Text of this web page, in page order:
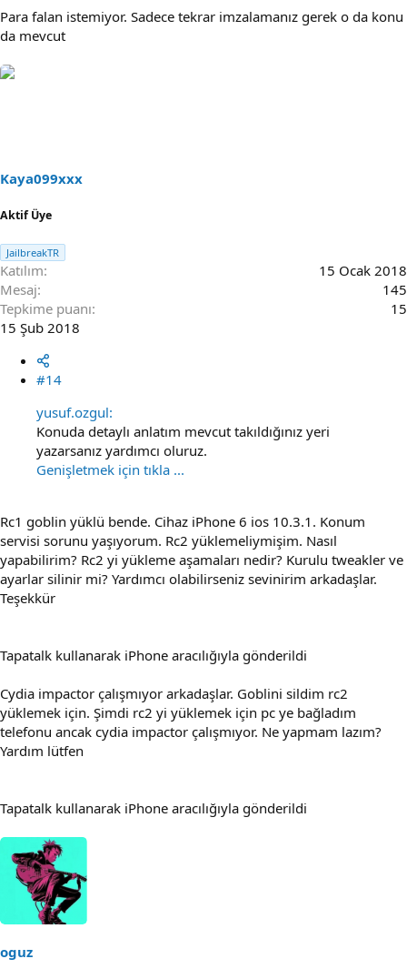
Para falan istemiyor. Sadece tekrar imzalamanız gerek o da konu
da mevcut
Kaya099xxx
Aktif Üye
JailbreakTR
Katılım
15 Ocak 2018
Mesaj
145
Tepkime puanı
15
15 Şub 2018
#14
yusuf.ozgul:
Konuda detaylı anlatım mevcut takıldığınız yeri
yazarsanız yardımcı oluruz.
Genişletmek için tıkla ...
Rc1 goblin yüklü bende. Cihaz iPhone 6 ios 10.3.1. Konum
servisi sorunu yaşıyorum. Rc2 yüklemeliymişim. Nasıl
yapabilirim? Rc2 yi yükleme aşamaları nedir? Kurulu tweakler ve
ayarlar silinir mi? Yardımcı olabilirseniz sevinirim arkadaşlar.
Teşekkür
Tapatalk kullanarak iPhone aracılığıyla gönderildi
Cydia impactor çalışmıyor arkadaşlar. Goblini sildim rc2
yüklemek için. Şimdi rc2 yi yüklemek için pc ye bağladım
telefonu ancak cydia impactor çalışmıyor. Ne yapmam lazım?
Yardım lütfen
Tapatalk kullanarak iPhone aracılığıyla gönderildi
oguz